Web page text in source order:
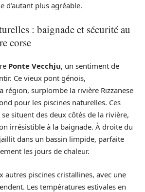
d’autant plus agréable.
: baignade et sécurité au
corse
Ponte Vecchju, un sentiment de
Ce vieux pont génois,
région, surplombe la rivière Rizzanese
pour les piscines naturelles. Ces
situent des deux côtés de la rivière,
irrésistible à la baignade. À droite du
dans un bassin limpide, parfaite
les jours de chaleur.
autres piscines cristallines, avec une
Les températures estivales en